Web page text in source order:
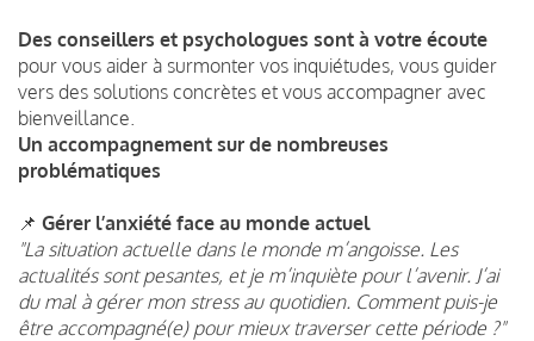
Des conseillers et psychologues sont à votre écoute
pour vous aider à surmonter vos inquiétudes, vous guider
vers des solutions concrètes et vous accompagner avec
bienveillance.
Un accompagnement sur de nombreuses
problématiques
📌 Gérer l’anxiété face au monde actuel
"La situation actuelle dans le monde m’angoisse. Les
actualités sont pesantes, et je m’inquiète pour l’avenir. J’ai
du mal à gérer mon stress au quotidien. Comment puis-je
être accompagné(e) pour mieux traverser cette période ?"